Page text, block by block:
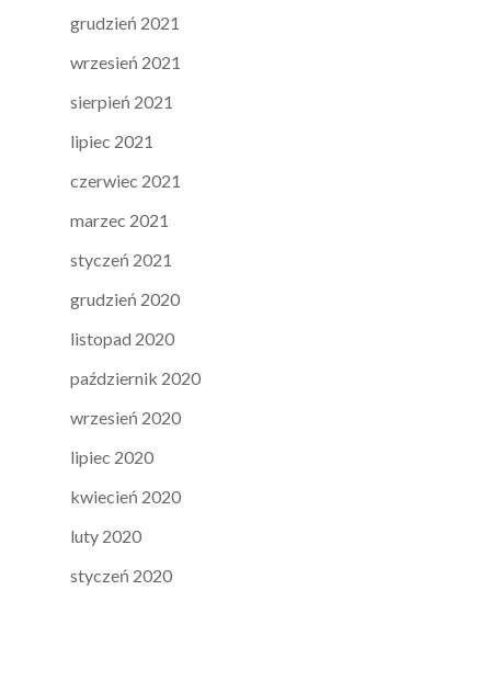
grudzień 2021
wrzesień 2021
sierpień 2021
lipiec 2021
czerwiec 2021
marzec 2021
styczeń 2021
grudzień 2020
listopad 2020
październik 2020
wrzesień 2020
lipiec 2020
kwiecień 2020
luty 2020
styczeń 2020